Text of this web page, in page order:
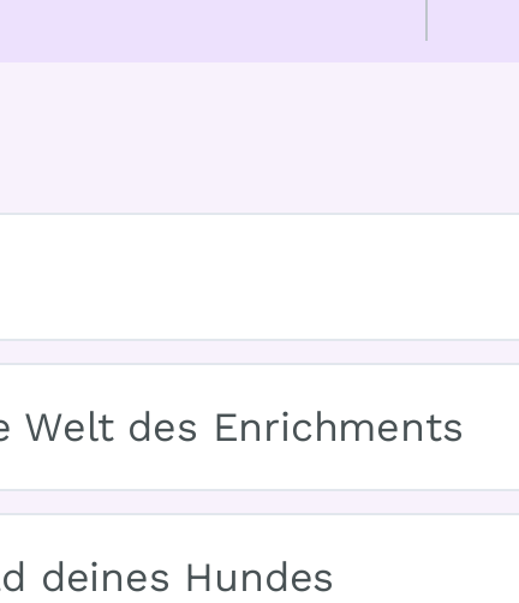
Welt des Enrichments
deines Hundes